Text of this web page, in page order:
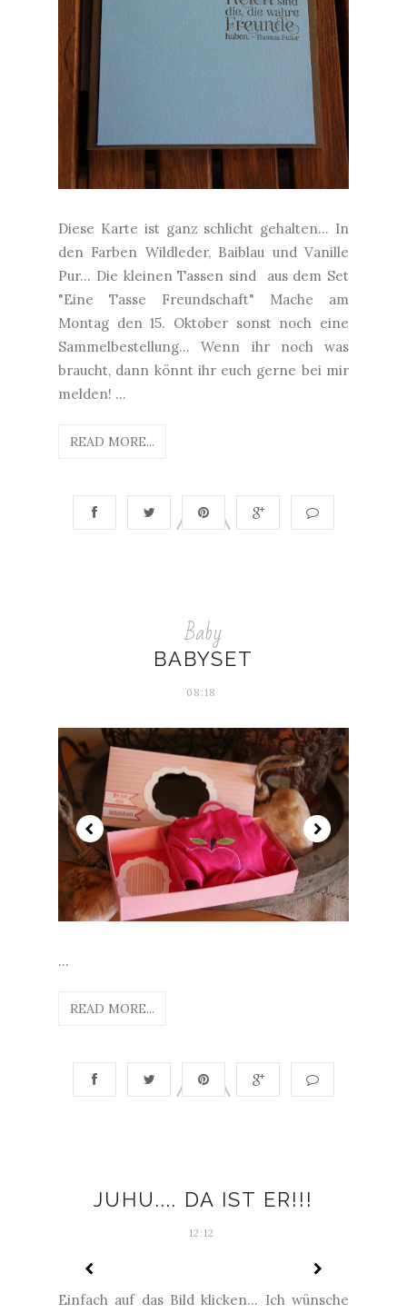
Diese Karte ist ganz schlicht gehalten... In
den Farben Wildleder, Baiblau und Vanille
Pur... Die kleinen Tassen sind aus dem Set
"Eine Tasse Freundschaft" Mache am
Montag den 15. Oktober sonst noch eine
Sammelbestellung... Wenn ihr noch was
braucht, dann könnt ihr euch gerne bei mir
melden! ...
READ MORE...
Baby
BABYSET
08:18
...
READ MORE...
JUHU.... DA IST ER!!!
12:12
Einfach auf das Bild klicken... Ich wünsche